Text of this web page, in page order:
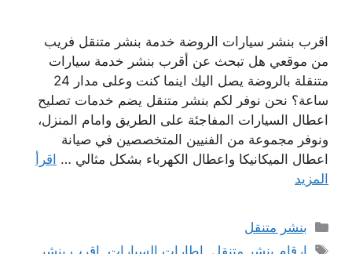
اقرب بنشر سيارات الروضة خدمة بنشر متنقل فريب
من موقعي هل تبحث عن أقرب بنشر خدمة سيارات
متنقلة بالروضة يصل اليك اينما كنت وعلى مدار 24
ساعة؟ نحن نوفر لكم بنشر متنقل يضم خدمات تصليح
اعطال السيارات المفاجئة على الطريق وامام المنزل،
ونوفر مجموعة من الفنيين المتخصصين في صيانة
اعطال الميكانيكا واعطال الكهرباء بشكل مثالي … اقرأ
المزيد
التصنيفات
بنشر متنقل
الوسوم